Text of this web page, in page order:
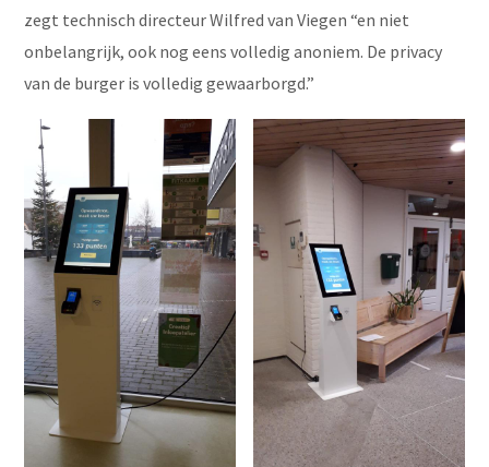
zegt technisch directeur Wilfred van Viegen “en niet
onbelangrijk, ook nog eens volledig anoniem. De privacy
van de burger is volledig gewaarborgd.”